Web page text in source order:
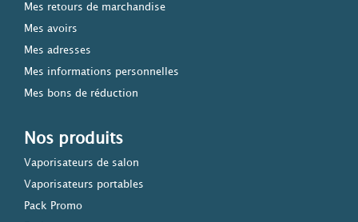
Mes retours de marchandise
Mes avoirs
Mes adresses
Mes informations personnelles
Mes bons de réduction
Nos produits
Vaporisateurs de salon
Vaporisateurs portables
Pack Promo